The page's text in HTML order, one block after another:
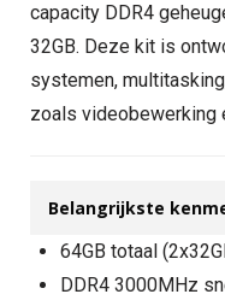
capacity DDR4
32GB. Deze kit is
systemen,
zoals videobewerking
Belangrijkste
64GB totaal
DDR4 3000MHz